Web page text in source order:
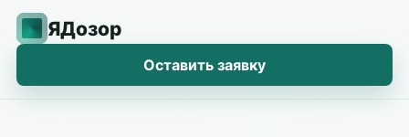
ЯДозор
Оставить заявку